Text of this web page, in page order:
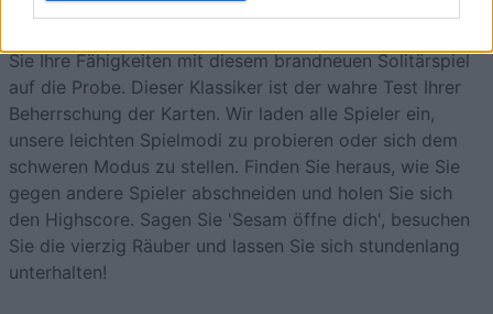
Sie Ihre Fähigkeiten mit diesem brandneuen Solitärspiel
auf die Probe. Dieser Klassiker ist der wahre Test Ihrer
Beherrschung der Karten. Wir laden alle Spieler ein,
unsere leichten Spielmodi zu probieren oder sich dem
schweren Modus zu stellen. Finden Sie heraus, wie Sie
gegen andere Spieler abschneiden und holen Sie sich
den Highscore. Sagen Sie 'Sesam öffne dich', besuchen
Sie die vierzig Räuber und lassen Sie sich stundenlang
unterhalten!